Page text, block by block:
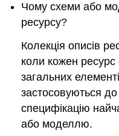
Чому схеми або
ресурсу?
Колекція описів
коли кожен ресурс
загальних
застосовуються
специфікацію
або моделлю.